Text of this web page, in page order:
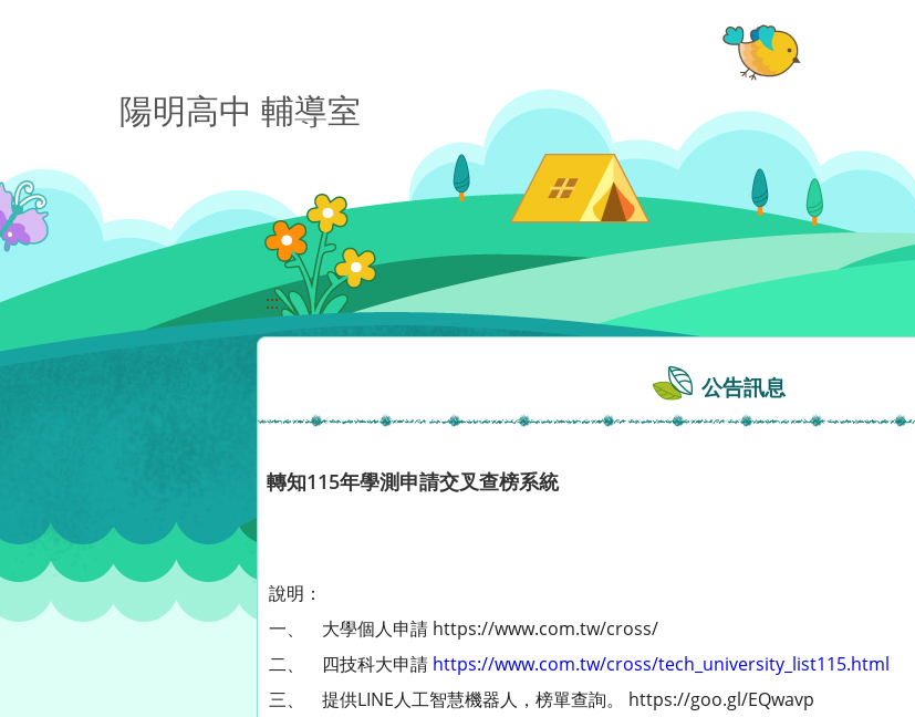
陽明高中 輔導室
:::
公告訊息
轉知115年學測申請交叉查榜系統
說明：
一、 大學個人申請 https://www.com.tw/cross/
二、 四技科大申請 https://www.com.tw/cross/tech_university_list115.html
三、 提供LINE人工智慧機器人，榜單查詢。 https://goo.gl/EQwavp